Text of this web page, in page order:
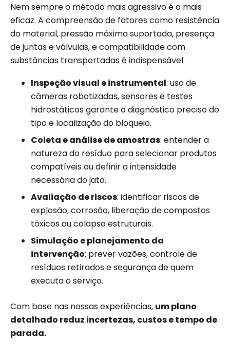
Nem sempre o método mais agressivo é o mais
eficaz. A compreensão de fatores como resistência
do material, pressão máxima suportada, presença
de juntas e válvulas, e compatibilidade com
substâncias transportadas é indispensável.
Inspeção visual e instrumental: uso de
câmeras robotizadas, sensores e testes
hidrostáticos garante o diagnóstico preciso do
tipo e localização do bloqueio.
Coleta e análise de amostras: entender a
natureza do resíduo para selecionar produtos
compatíveis ou definir a intensidade
necessária do jato.
Avaliação de riscos: identificar riscos de
explosão, corrosão, liberação de compostos
tóxicos ou colapso estruturais.
Simulação e planejamento da
intervenção: prever vazões, controle de
resíduos retirados e segurança de quem
executa o serviço.
Com base nas nossas experiências, um plano
detalhado reduz incertezas, custos e tempo de
parada.